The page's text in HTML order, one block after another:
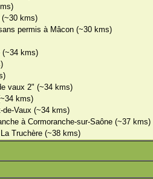
(~30 kms)
permis à Mâcon (~30 kms)
(~34 kms)
vaux 2" (~34 kms)
kms)
de-Vaux (~34 kms)
à Cormoranche-sur-Saône (~37 kms)
Truchère (~38 kms)